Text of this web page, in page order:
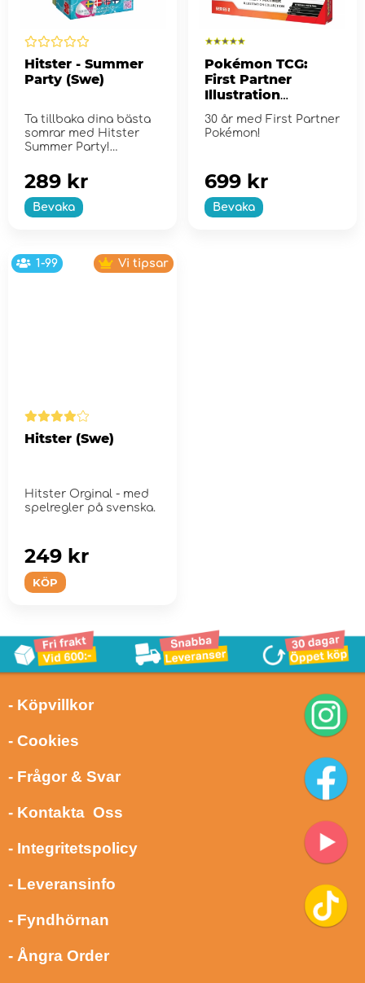
Hitster - Summer
Party (Swe)
Ta tillbaka dina bästa
somrar med Hitster
Summer Party!
Bevaka
289 kr
Pokémon TCG:
First Partner
Illustration
Collection - Series
2
30 år med First Partner
Pokémon!
Bevaka
699 kr
1-99 Vi tipsar
Hitster (Swe)
Hitster Orginal - med
spelregler på svenska.
KÖP
249 kr
- Köpvillkor
- Cookies
- Frågor & Svar
- Kontakta Oss
- Integritetspolicy
- Leveransinfo
- Fyndhörnan
- Ångra Order